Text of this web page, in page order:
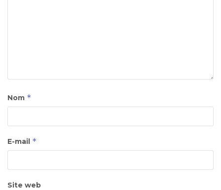
Nom *
E-mail *
Site web